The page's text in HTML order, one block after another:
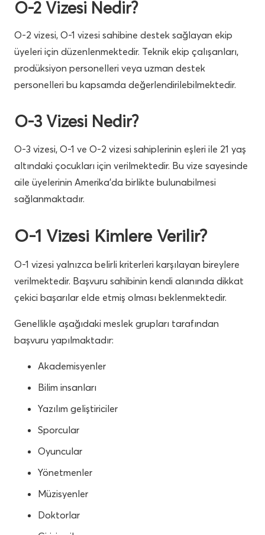
O-2 Vizesi Nedir?
O-2 vizesi, O-1 vizesi sahibine destek sağlayan ekip
üyeleri için düzenlenmektedir. Teknik ekip çalışanları,
prodüksiyon personelleri veya uzman destek
personelleri bu kapsamda değerlendirilebilmektedir.
O-3 Vizesi Nedir?
O-3 vizesi, O-1 ve O-2 vizesi sahiplerinin eşleri ile 21 yaş
altındaki çocukları için verilmektedir. Bu vize sayesinde
aile üyelerinin Amerika’da birlikte bulunabilmesi
sağlanmaktadır.
O-1 Vizesi Kimlere Verilir?
O-1 vizesi yalnızca belirli kriterleri karşılayan bireylere
verilmektedir. Başvuru sahibinin kendi alanında dikkat
çekici başarılar elde etmiş olması beklenmektedir.
Genellikle aşağıdaki meslek grupları tarafından
başvuru yapılmaktadır:
Akademisyenler
Bilim insanları
Yazılım geliştiriciler
Sporcular
Oyuncular
Yönetmenler
Müzisyenler
Doktorlar